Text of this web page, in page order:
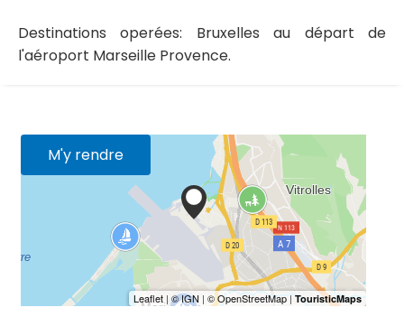
Destinations operées: Bruxelles au départ de
l'aéroport Marseille Provence.
M'y rendre